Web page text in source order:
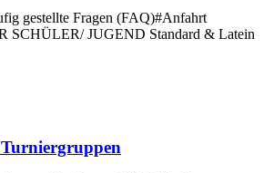
gestellte Fragen (FAQ)#Anfahrt
SCHÜLER/ JUGEND Standard & Latein